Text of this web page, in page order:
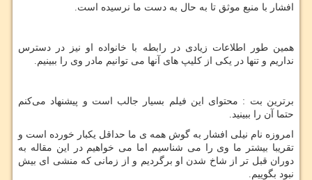
افشار با منبع موثق تا به حال به دست ما نرسیده است.
همین طور اطلاعات زیادی در رابطه با خانواده او نیز در دسترس
نداریم و تنها در یکی از کلیپ های‌‌ آنها می توانیم مادر وی را ببینیم.
برترین بت : محتوای این فیلم بسیار جالب است و پیشنهاد می‌کنم
حتما آن را ببینید.
امروزه نام نیلی افشار به گوش همه ی ما حداقل یکبار خورده است و
تقریبا بیشتر ما وی را می شناسیم اما می خواهیم در این مقاله به
دوران قبل تر از شاخ شدن او برگردیم و از زمانی که منشی ای بیش
نبود بگوییم.